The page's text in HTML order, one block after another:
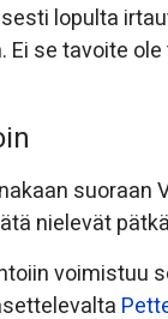
lopulta
se tavoite
nielevät
voimistuu